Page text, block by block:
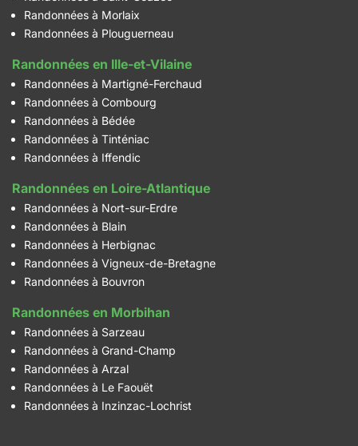
Randonnées à Morlaix
Randonnées à Plouguerneau
Randonnées en Ille-et-Vilaine
Randonnées à Martigné-Ferchaud
Randonnées à Combourg
Randonnées à Bédée
Randonnées à Tinténiac
Randonnées à Iffendic
Randonnées en Loire-Atlantique
Randonnées à Nort-sur-Erdre
Randonnées à Blain
Randonnées à Herbignac
Randonnées à Vigneux-de-Bretagne
Randonnées à Bouvron
Randonnées en Morbihan
Randonnées à Sarzeau
Randonnées à Grand-Champ
Randonnées à Arzal
Randonnées à Le Faouët
Randonnées à Inzinzac-Lochrist